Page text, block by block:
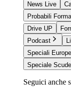
News Live
Probabili
Drive UP
Podcast
Speciali
Speciale
Seguici anche